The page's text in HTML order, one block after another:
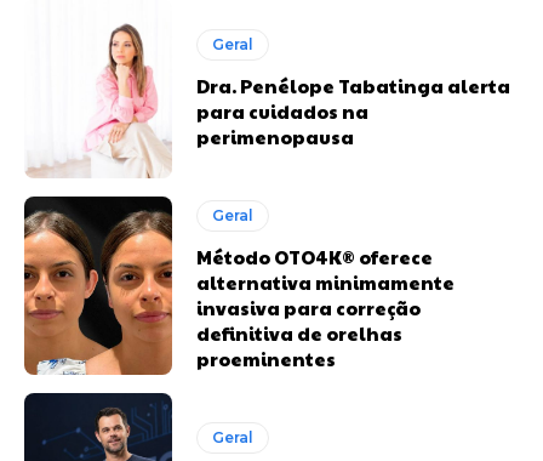
Geral
Dra. Penélope Tabatinga alerta
para cuidados na
perimenopausa
Geral
Método OTO4K®️ oferece
alternativa minimamente
invasiva para correção
definitiva de orelhas
proeminentes
Geral